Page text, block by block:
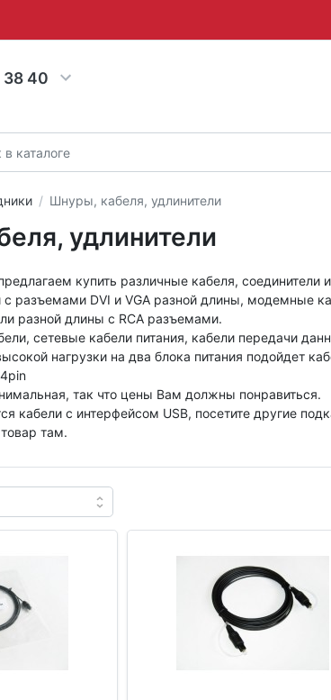
38 40
Шнуры, кабеля, удлинители
удлинители
купить различные кабеля, соединители
с разъемами DVI и VGA разной длины, модемные
разной длины с RCA разъемами.
сетевые кабели питания, кабели передачи
нагрузки на два блока питания подойдет
так что цены Вам должны понравиться.
кабели с интерфейсом USB, посетите другие
там.